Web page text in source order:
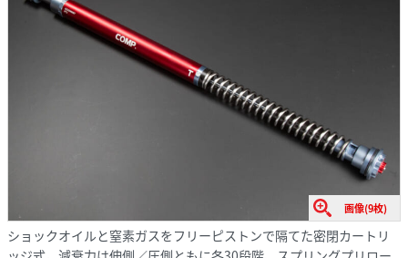
画像(9枚)
ショックオイルと窒素ガスをフリーピストンで隔てた密閉カートリ